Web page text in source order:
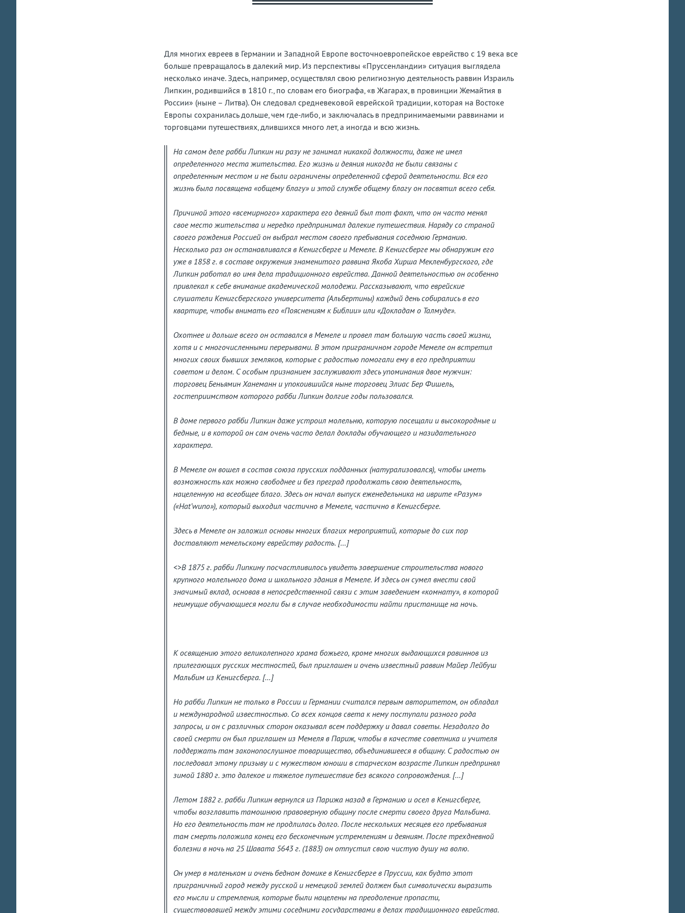
забытую
Для многих евреев в Германии и Западной Европе восточноевропейское еврейство с 19 века все
больше превращалось в далекий мир. Из перспективы «Пруссенландии» ситуация выглядела
несколько иначе. Здесь, например, осуществлял свою религиозную деятельность раввин Израиль
Липкин, родившийся в 1810 г., по словам его биографа, «в Жагарах, в провинции Жемайтия в
России» (ныне – Литва). Он следовал средневековой еврейской традиции, которая на Востоке
Европы сохранилась дольше, чем где-либо, и заключалась в предпринимаемыми раввинами и
торговцами путешествиях, длившихся много лет, а иногда и всю жизнь.
На самом деле рабби Липкин ни разу не занимал никакой должности, даже не имел
определенного места жительства. Его жизнь и деяния никогда не были связаны с
определенным местом и не были ограничены определенной сферой деятельности. Вся его
жизнь была посвящена «общему благу» и этой службе общему благу он посвятил всего себя.
Причиной этого «всемирного» характера его деяний был тот факт, что он часто менял
свое место жительства и нередко предпринимал далекие путешествия. Наряду со страной
своего рождения Россией он выбрал местом своего пребывания соседнюю Германию.
Несколько раз он останавливался в Кенигсберге и Мемеле. В Кенигсберге мы обнаружим его
уже в 1858 г. в составе окружения знаменитого раввина Якоба Хирша Мекленбургского, где
Липкин работал во имя дела традиционного еврейства. Данной деятельностью он особенно
привлекал к себе внимание академической молодежи. Рассказывают, что еврейские
слушатели Кенигсбергского университета (Альбертины) каждый день собирались в его
квартире, чтобы внимать его «Пояснениям к Библии» или «Докладам о Талмуде».
Охотнее и дольше всего он оставался в Мемеле и провел там большую часть своей жизни,
хотя и с многочисленными перерывами. В этом приграничном городе Мемеле он встретил
многих своих бывших земляков, которые с радостью помогали ему в его предприятии
советом и делом. С особым признанием заслуживают здесь упоминания двое мужчин:
торговец Беньямин Ханеманн и упокоившийся ныне торговец Элиас Бер Фишель,
гостеприимством которого рабби Липкин долгие годы пользовался.
В доме первого рабби Липкин даже устроил молельню, которую посещали и высокородные и
бедные, и в которой он сам очень часто делал доклады обучающего и назидательного
характера.
В Мемеле он вошел в состав союза прусских подданных (натурализовался), чтобы иметь
возможность как можно свободнее и без преград продолжать свою деятельность,
нацеленную на всеобщее благо. Здесь он начал выпуск еженедельника на иврите «Разум»
(«Hat’wuno»), который выходил частично в Мемеле, частично в Кенигсберге.
Здесь в Мемеле он заложил основы многих благих мероприятий, которые до сих пор
доставляют мемельскому еврейству радость. […]
<>В 1875 г. рабби Липкину посчастливилось увидеть завершение строительства нового
крупного молельного дома и школьного здания в Мемеле. И здесь он сумел внести свой
значимый вклад, основав в непосредственной связи с этим заведением «комнату», в которой
неимущие обучающиеся могли бы в случае необходимости найти пристанище на ночь.
К освящению этого великолепного храма божьего, кроме многих выдающихся равиннов из
прилегающих русских местностей, был приглашен и очень известный раввин Майер Лейбуш
Мальбим из Кенигсберга. […]
Но рабби Липкин не только в России и Германии считался первым авторитетом, он обладал
и международной известностью. Со всех концов света к нему поступали разного рода
запросы, и он с различных сторон оказывал всем поддержку и давал советы. Незадолго до
своей смерти он был приглашен из Мемеля в Париж, чтобы в качестве советника и учителя
поддержать там законопослушное товарищество, объединившееся в общину. С радостью он
последовал этому призыву и с мужеством юноши в старческом возрасте Липкин предпринял
зимой 1880 г. это далекое и тяжелое путешествие без всякого сопровождения. […]
Летом 1882 г. рабби Липкин вернулся из Парижа назад в Германию и осел в Кенигсберге,
чтобы возглавить тамошнюю правоверную общину после смерти своего друга Мальбима.
Но его деятельность там не продлилась долго. После нескольких месяцев его пребывания
там смерть положила конец его бесконечным устремлениям и деяниям. После трехдневной
болезни в ночь на 25 Шавата 5643 г. (1883) он отпустил свою чистую душу на волю.
Он умер в маленьком и очень бедном домике в Кенигсберге в Пруссии, как будто этот
приграничный город между русской и немецкой землей должен был символически выразить
его мысли и стремления, которые были нацелены на преодоление пропасти,
существовавшей между этими соседними государствами в делах традиционного еврейства.